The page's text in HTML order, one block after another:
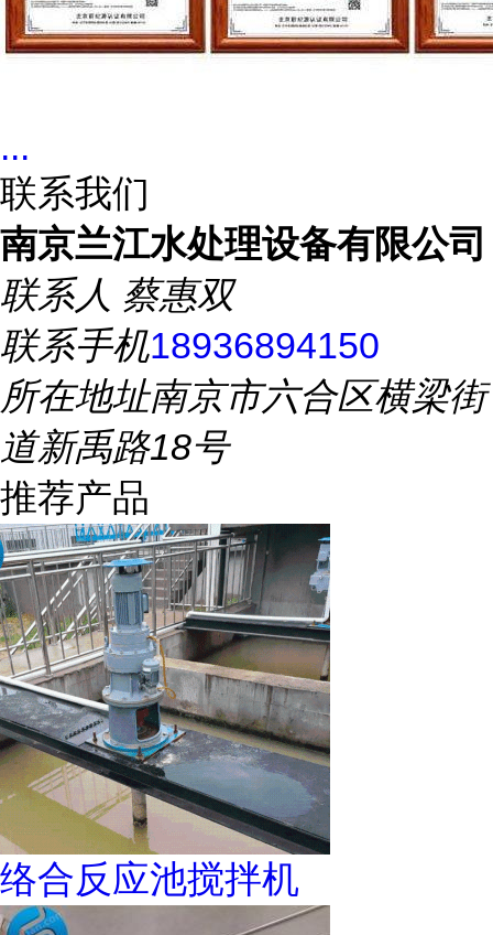
...
联系我们
南京兰江水处理设备有限公司
联系人 蔡惠双
联系手机18936894150
所在地址南京市六合区横梁街
道新禹路18号
推荐产品
络合反应池搅拌机